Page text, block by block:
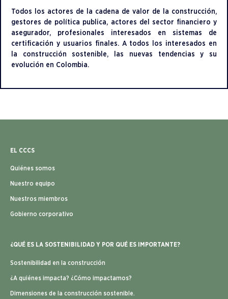
Todos los actores de la cadena de valor de la construcción,
gestores de política publica, actores del sector financiero y
asegurador, profesionales interesados en sistemas de
certificación y usuarios finales. A todos los interesados en
la construcción sostenible, las nuevas tendencias y su
evolución en Colombia.
EL CCCS
Quiénes somos
Nuestro equipo
Nuestros miembros
Gobierno corporativo
¿QUÉ ES LA SOSTENIBILIDAD Y POR QUÉ ES IMPORTANTE?
Sostenibilidad en la construcción
¿A quiénes impacta? ¿Cómo impactamos?
Dimensiones de la construcción sostenible.